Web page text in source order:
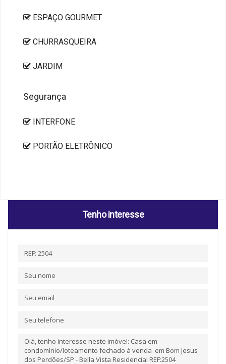
ESPAÇO GOURMET
CHURRASQUEIRA
JARDIM
Segurança
INTERFONE
PORTÃO ELETRÔNICO
Tenho interesse